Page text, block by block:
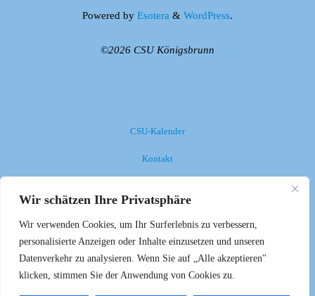
Wir schätzen Ihre Privatsphäre
Wir verwenden Cookies, um Ihr Surferlebnis zu verbessern,
personalisierte Anzeigen oder Inhalte einzusetzen und unseren
Datenverkehr zu analysieren. Wenn Sie auf „Alle akzeptieren"
klicken, stimmen Sie der Anwendung von Cookies zu.
Powered by Esotera & WordPress.
©2026 CSU Königsbrunn
CSU-Kalender
Kontakt
Anmelden